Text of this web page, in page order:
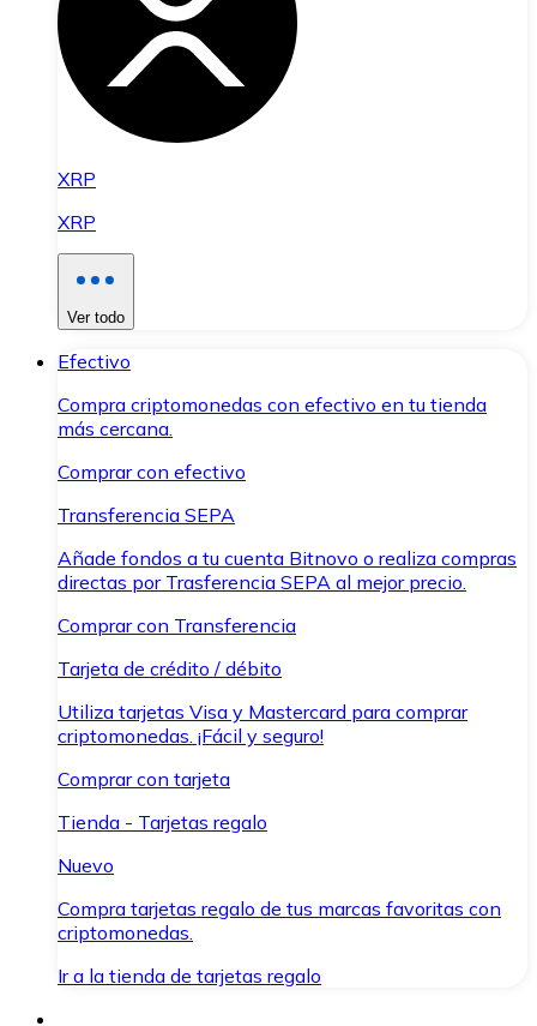
XRP
XRP
Ver todo
Efectivo
Compra criptomonedas con efectivo en tu tienda
más cercana.
Comprar con efectivo
Transferencia SEPA
Añade fondos a tu cuenta Bitnovo o realiza compras
directas por Trasferencia SEPA al mejor precio.
Comprar con Transferencia
Tarjeta de crédito / débito
Utiliza tarjetas Visa y Mastercard para comprar
criptomonedas. ¡Fácil y seguro!
Comprar con tarjeta
Tienda - Tarjetas regalo
Nuevo
Compra tarjetas regalo de tus marcas favoritas con
criptomonedas.
Ir a la tienda de tarjetas regalo